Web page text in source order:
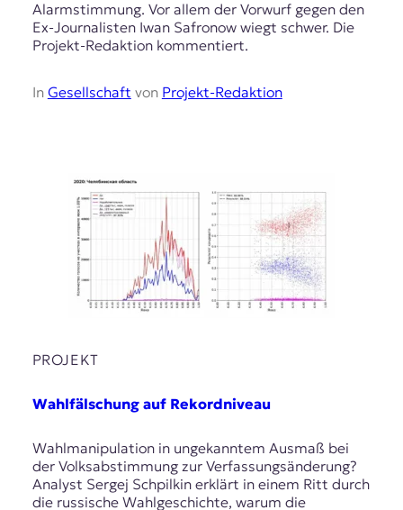
Alarmstimmung. Vor allem der Vorwurf gegen den
Ex-Journalisten Iwan Safronow wiegt schwer. Die
Projekt-Redaktion kommentiert.
In Gesellschaft von Projekt-Redaktion
PROJEKT
Wahlfälschung auf Rekordniveau
Wahlmanipulation in ungekanntem Ausmaß bei
der Volksabstimmung zur Verfassungsänderung?
Analyst Sergej Schpilkin erklärt in einem Ritt durch
die russische Wahlgeschichte, warum die